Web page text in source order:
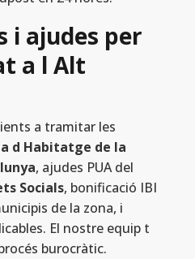
i ajudes per
a l Alt
a tramitar les
d Habitatge de la
, ajudes PUA del
Socials, bonificació IBI
de la zona, i
El nostre equip t
burocràtic.